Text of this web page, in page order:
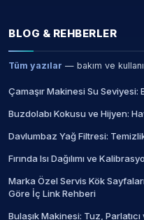
BLOG & REHBERLER
Tüm yazılar — bakım ve
Çamaşır Makinesi Su Seviyesi:
Buzdolabı Kokusu ve Hijyen:
Davlumbaz Yağ Filtresi:
Fırında Isı Dağılımı ve
Marka Özel Servis Kök
Göre İç Link Rehberi
Bulaşık Makinesi: Tuz,